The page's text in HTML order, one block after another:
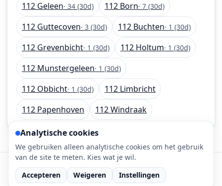
112 Geleen· 34 (30d) 112 Born· 7 (30d)
112 Guttecoven· 3 (30d) 112 Buchten· 1 (30d)
112 Grevenbicht· 1 (30d) 112 Holtum· 1 (30d)
112 Munstergeleen· 1 (30d)
112 Obbicht· 1 (30d)
112 Limbricht
112 Papenhoven
112 Windraak
112-meldingen.nl • 112 meldingen is onderdeel
van DaLec.
Analytische cookies
We gebruiken alleen analytische cookies om het gebruik
van de site te meten. Kies wat je wil.
Accepteren
Weigeren Instellingen